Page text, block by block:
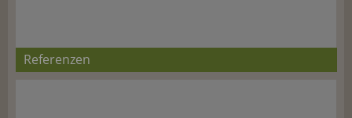
Referenzen